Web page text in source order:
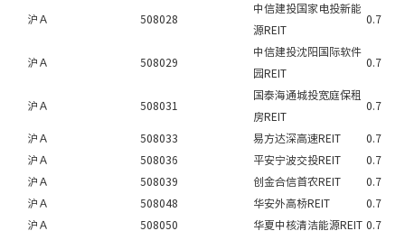
沪Ａ 508028
中信建投国家电投新能
源REIT
0.7
沪Ａ 508029
中信建投沈阳国际软件
园REIT
0.7
沪Ａ 508031
国泰海通城投宽庭保租
房REIT
0.7
沪Ａ 508033 易方达深高速REIT
0.7
沪Ａ
508036 平安宁波交投REIT
0.7
沪Ａ
508039 创金合信首农REIT
0.7
沪Ａ
508048 华安外高桥REIT
0.7
沪Ａ
508050 华夏中核清洁能源REIT 0.7